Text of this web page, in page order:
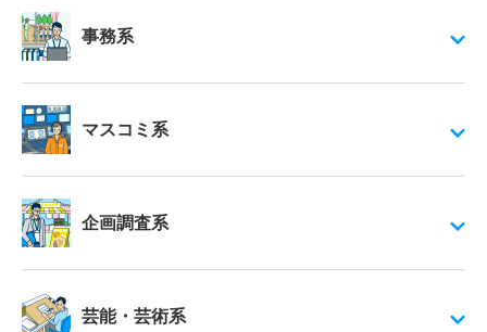
事務系
マスコミ系
企画調査系
芸能・芸術系